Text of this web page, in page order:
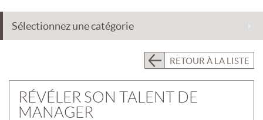
INFORMATIQUE
MANAGEMENT
&
FORMATION
DÉLÉGATION
CENTRE
PRÉSENTIEL
INTRA
PRÉSENTIEL
Sélectionnez une catégorie
RETOUR À LA LISTE
RÉVÉLER SON TALENT DE
MANAGER